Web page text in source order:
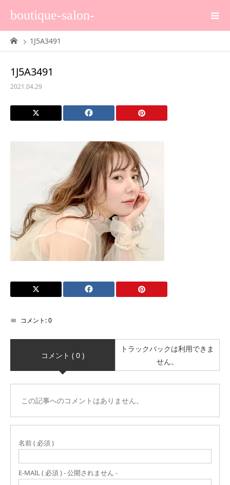
boutique-salon-
1J5A3491
1J5A3491
2021.04.29
コメント:0
コメント ( 0 )
トラックバックは利用できま
せん。
この記事へのコメントはありません。
名前 ( 必須 )
E-MAIL ( 必須 ) - 公開されません -